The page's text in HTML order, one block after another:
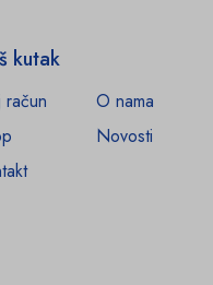
kutak
račun
O nama
Novosti